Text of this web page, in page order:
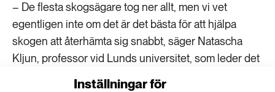
Inställningar för
– De flesta skogsägare tog ner allt, men vi vet
egentligen inte om det är det bästa för att hjälpa
skogen att återhämta sig snabbt, säger Natascha
Kljun, professor vid Lunds universitet, som leder det